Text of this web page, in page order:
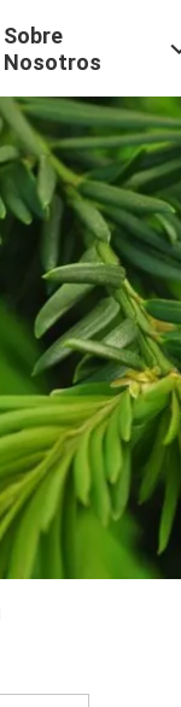
Sobre
Nosotros